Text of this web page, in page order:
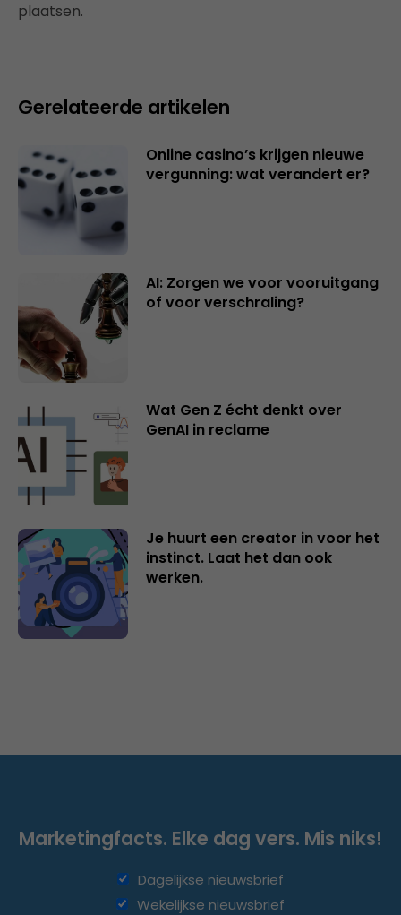
plaatsen.
Gerelateerde artikelen
Online casino’s krijgen nieuwe
vergunning: wat verandert er?
AI: Zorgen we voor vooruitgang
of voor verschraling?
Wat Gen Z écht denkt over
GenAI in reclame
Je huurt een creator in voor het
instinct. Laat het dan ook
werken.
Marketingfacts. Elke dag vers. Mis niks!
Dagelijkse nieuwsbrief
Wekelijkse nieuwsbrief